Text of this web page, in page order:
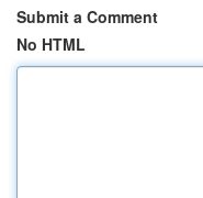
Submit a Comment
No HTML